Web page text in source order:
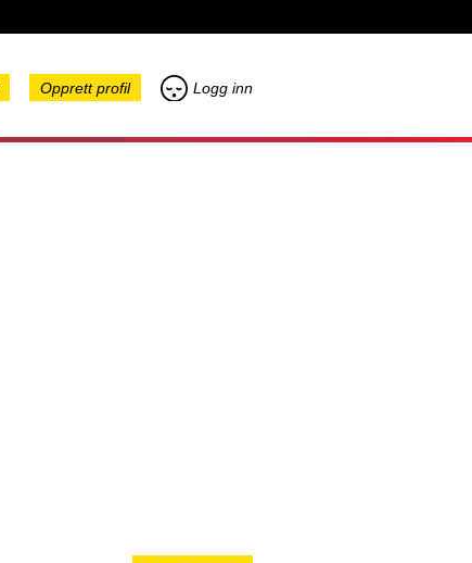
Opprett profil Logg inn